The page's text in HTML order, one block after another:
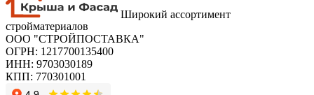
Широкий ассортимент
стройматериалов
ООО "СТРОЙПОСТАВКА"
ОГРН: 1217700135400
ИНН: 9703030189
КПП: 770301001